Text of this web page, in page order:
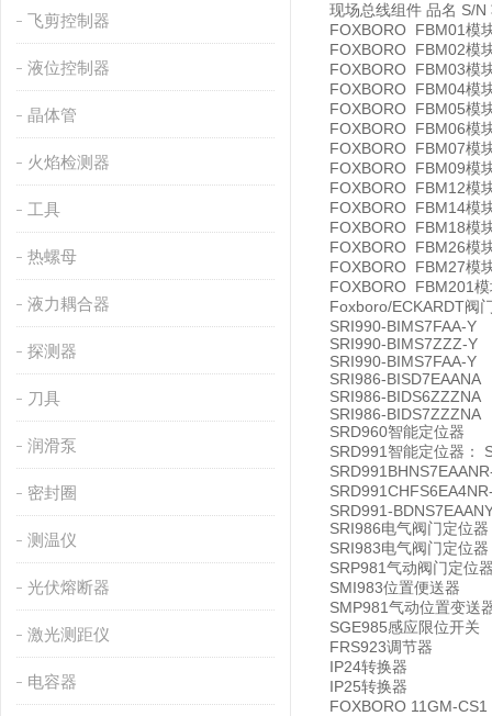
飞剪控制器
液位控制器
晶体管
火焰检测器
工具
热螺母
液力耦合器
探测器
刀具
润滑泵
密封圈
测温仪
光伏熔断器
激光测距仪
电容器
现场总线组件 品名 S/N
FOXBORO FBM01模
FOXBORO FBM02模
FOXBORO FBM03模
FOXBORO FBM04模
FOXBORO FBM05模
FOXBORO FBM06模
FOXBORO FBM07模
FOXBORO FBM09模
FOXBORO FBM12模
FOXBORO FBM14模
FOXBORO FBM18模
FOXBORO FBM26模
FOXBORO FBM27模
FOXBORO FBM201
Foxboro/ECKARDT阀
SRI990-BIMS7FAA-Y
SRI990-BIMS7ZZZ-Y
SRI990-BIMS7FAA-Y
SRI986-BISD7EAANA
SRI986-BIDS6ZZZNA
SRI986-BIDS7ZZZNA
SRD960智能定位器
SRD991智能定位器：
SRD991-
SRI986电气阀门定位器
SRI983电气阀门定位器
SRP981气动阀门定位
SMI983位置便送器
SMP981气动位置变送
SGE985感应限位开关
FRS923调节器
IP24转换器
IP25转换器
FOXBORO 11GM-